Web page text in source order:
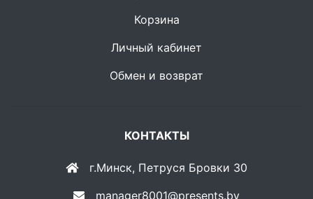
Корзина
Личный кабинет
Обмен и возврат
КОНТАКТЫ
г.Минск, Петруся Бровки 30
manager8001@presents.by